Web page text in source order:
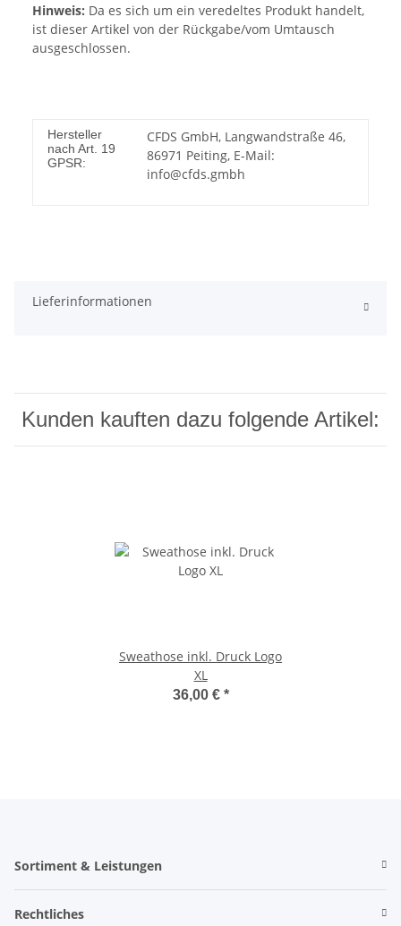
Hinweis: Da es sich um ein veredeltes Produkt handelt,
ist dieser Artikel von der Rückgabe/vom Umtausch
ausgeschlossen.
Hersteller
nach Art. 19
GPSR:
CFDS GmbH, Langwandstraße 46,
86971 Peiting, E-Mail:
info@cfds.gmbh
Lieferinformationen
Kunden kauften dazu folgende Artikel:
Sweathose inkl. Druck Logo
XL
36,00 € *
Sortiment & Leistungen
Rechtliches